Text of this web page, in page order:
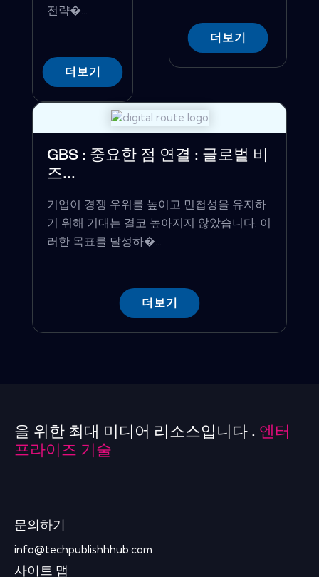
전략�...
더보기
더보기
GBS : 중요한 점 연결 : 글로벌 비
즈...
기업이 경쟁 우위를 높이고 민첩성을 유지하
기 위해 기대는 결코 높아지지 않았습니다. 이
러한 목표를 달성하�...
더보기
을 위한 최대 미디어 리소스입니다 . 엔터
프라이즈 기술
문의하기
info@techpublishhhub.com
사이트 맵